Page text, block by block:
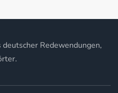
Redewendungen,